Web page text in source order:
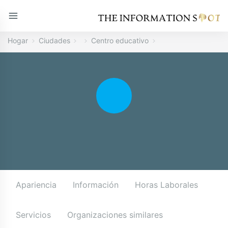
Hogar Ciudades Centro educativo
Apariencia Información Horas Laborales
Servicios Organizaciones similares